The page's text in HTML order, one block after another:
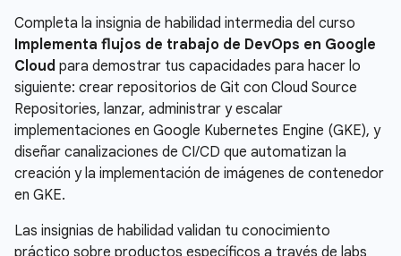
Completa la insignia de habilidad intermedia del curso
Implementa flujos de trabajo de DevOps en Google
Cloud para demostrar tus capacidades para hacer lo
siguiente: crear repositorios de Git con Cloud Source
Repositories, lanzar, administrar y escalar
implementaciones en Google Kubernetes Engine (GKE), y
diseñar canalizaciones de CI/CD que automatizan la
creación y la implementación de imágenes de contenedor
en GKE.
Las insignias de habilidad validan tu conocimiento
práctico sobre productos específicos a través de labs